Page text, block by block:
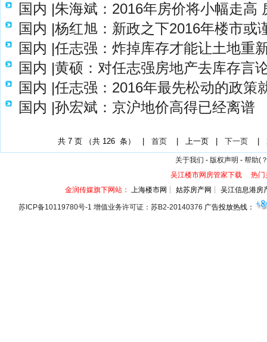
国内 |朱海斌：2016年房价将小幅走高
国内 |杨红旭：新政之下2016年楼市或
国内 |任志强：炸掉库存才能让土地重
国内 |黄硕：对任志强房地产去库存言
国内 |任志强：2016年最先松动的政策
国内 |孙宏斌：京沪地价高得已经离谱
共 7 页 （共 126 条） | 首页 上一页 下一页
关于我们 - 版权声明 - 帮助(
吴江楼市网房管家下载
热门
金润传媒旗下网站： 上海楼市网┊ 姑苏房产网┊ 吴江信息港
苏ICP备10119780号-1 增值业务许可证：苏B2-20140376 广告投放热线：